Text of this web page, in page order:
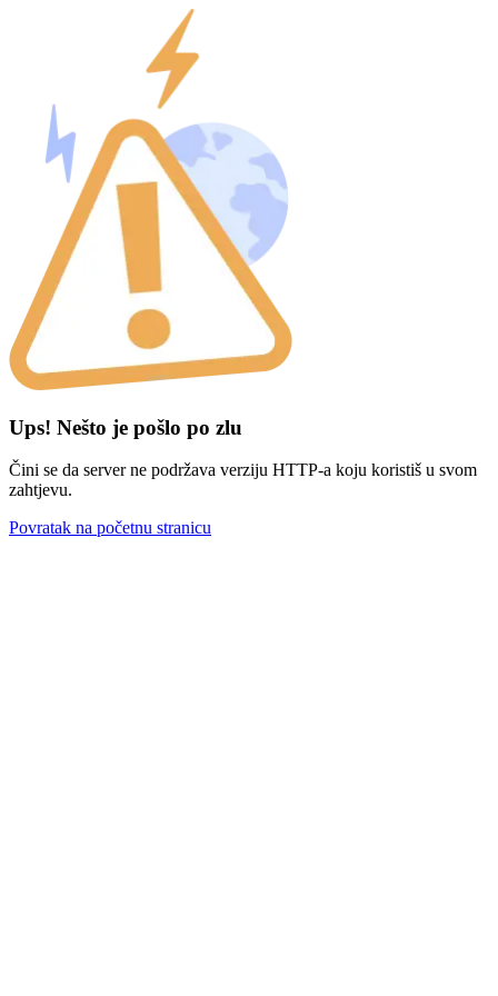
Ups! Nešto je pošlo po zlu
Čini se da server ne podržava verziju HTTP-a koju koristiš u svom
zahtjevu.
Povratak na početnu stranicu